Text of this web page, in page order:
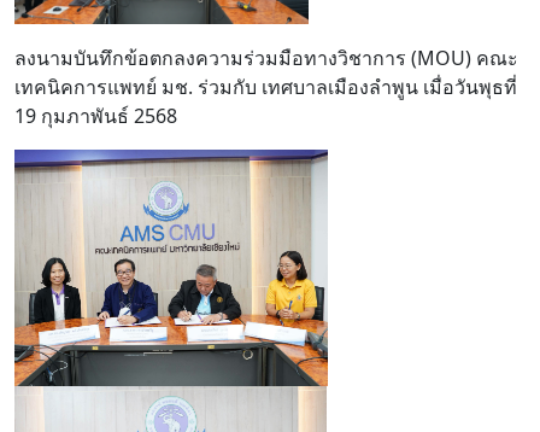
ลงนามบันทึกข้อตกลงความร่วมมือทางวิชาการ (MOU) คณะ
เทคนิคการแพทย์ มช. ร่วมกับ เทศบาลเมืองลำพูน เมื่อวันพุธที่
19 กุมภาพันธ์ 2568